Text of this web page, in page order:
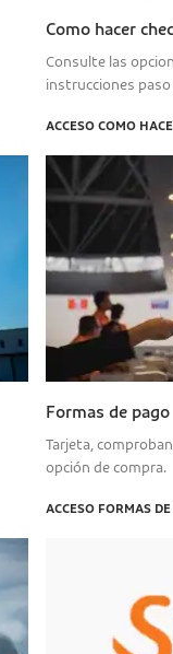
Como hacer
Consulte las
instrucciones paso
ACCESO COMO
Formas de pago
Tarjeta,
opción de compra.
ACCESO FORMAS DE